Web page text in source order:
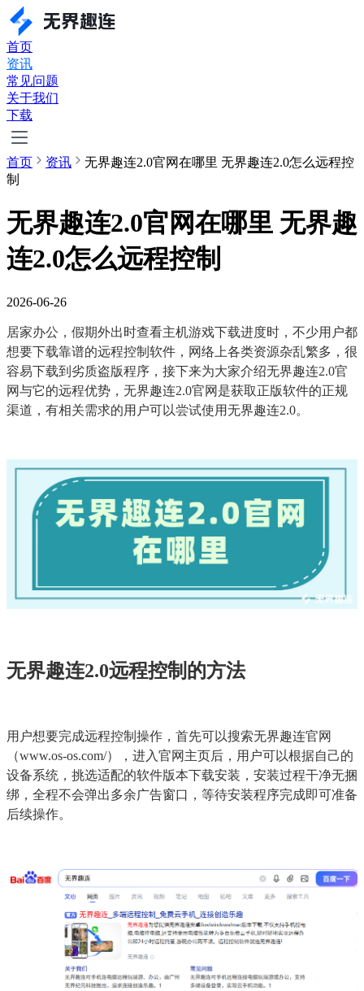
首页
资讯
常见问题
关于我们
下载
首页 资讯
无界趣连2.0官网在哪里 无界趣连2.0怎么远程控
制
无界趣连2.0官网在哪里 无界趣
连2.0怎么远程控制
2026-06-26
居家办公，假期外出时查看主机游戏下载进度时，不少用户都
想要下载靠谱的远程控制软件，网络上各类资源杂乱繁多，很
容易下载到劣质盗版程序，接下来为大家介绍无界趣连2.0官
网与它的远程优势，无界趣连2.0官网是获取正版软件的正规
渠道，有相关需求的用户可以尝试使用无界趣连2.0。
无界趣连2.0远程控制的方法
用户想要完成远程控制操作，首先可以搜索无界趣连官网
（www.os-os.com/），进入官网主页后，用户可以根据自己的
设备系统，挑选适配的软件版本下载安装，安装过程干净无捆
绑，全程不会弹出多余广告窗口，等待安装程序完成即可准备
后续操作。